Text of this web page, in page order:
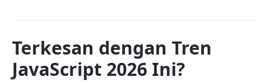
Terkesan dengan Tren
JavaScript 2026 Ini?